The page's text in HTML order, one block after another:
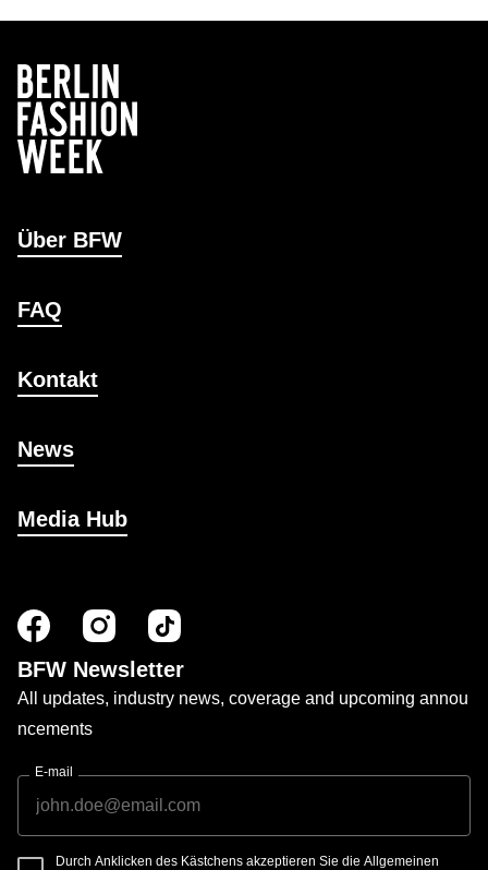
Über BFW
FAQ
Kontakt
News
Media Hub
BFW Newsletter
All updates, industry news, coverage and upcoming annou
ncements
E-mail
Durch Anklicken des Kästchens akzeptieren Sie die Allgemeinen